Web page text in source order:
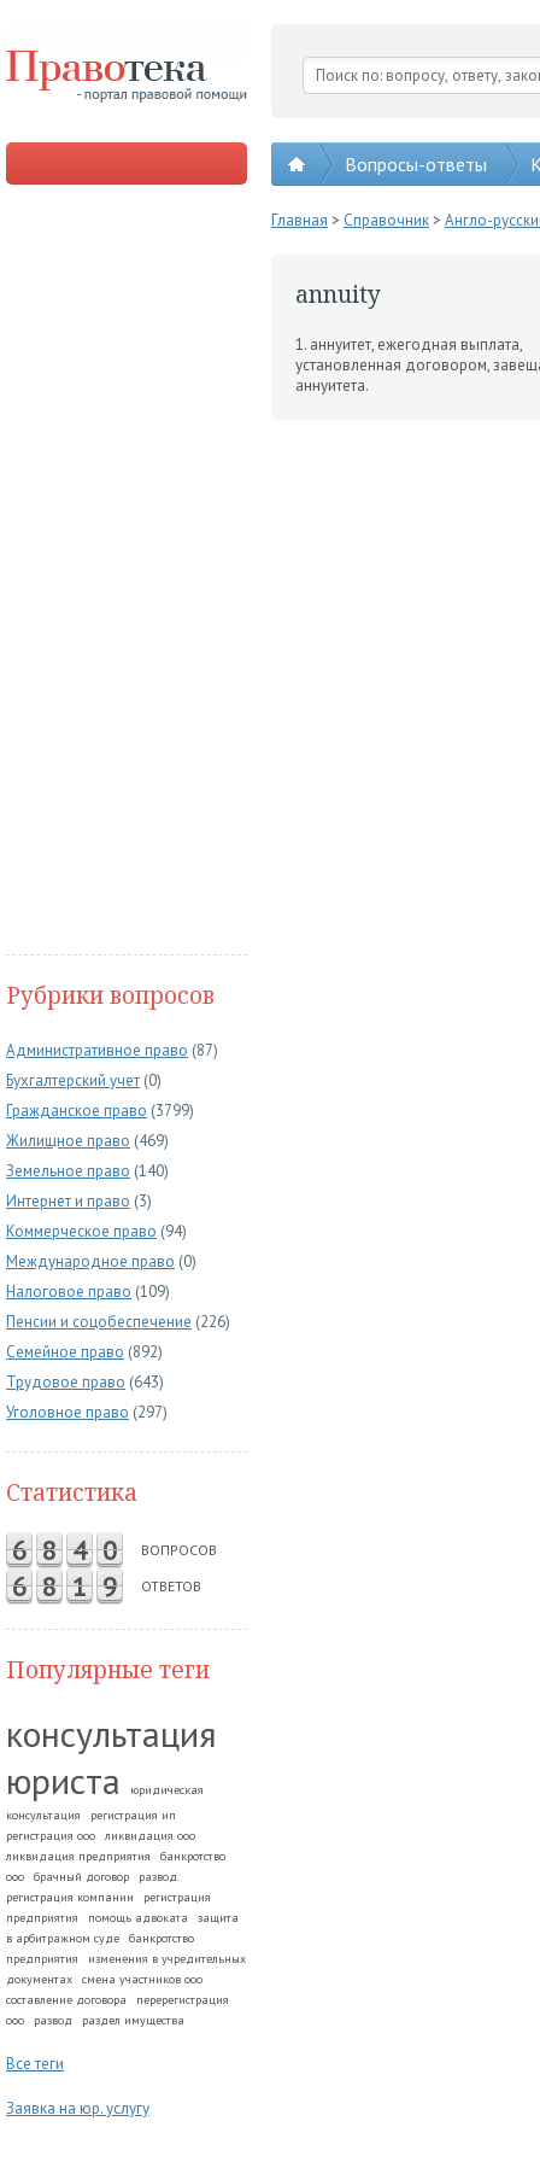
Вопросы-ответы
Рубрики вопросов
Административное право (87)
Бухгалтерский учет (0)
Гражданское право (3799)
Жилищное право (469)
Земельное право (140)
Интернет и право (3)
Коммерческое право (94)
Международное право (0)
Налоговое право (109)
Пенсии и соцобеспечение (226)
Семейное право (892)
Трудовое право (643)
Уголовное право (297)
Статистика
6 8 4 0 ВОПРОСОВ
6 8 1 9 ОТВЕТОВ
Популярные теги
консультация
юриста
юридическая
консультация
регистрация ип
регистрация ооо
ликвидация ооо
ликвидация предприятия
банкротство
ооо
брачный договор
развод.
регистрация компании
регистрация
предприятия
помощь адвоката
защита
в арбитражном суде
банкротство
предприятия
изменения в учредительных
документах
смена участников ооо
составление договора
перерегистрация
ооо
развод раздел имущества
Все теги
Заявка на юр. услугу
Главная > Справочник> Англо-
annuity
1. аннуитет, ежегодная выпла­та,
установленная договором,
аннуитета.